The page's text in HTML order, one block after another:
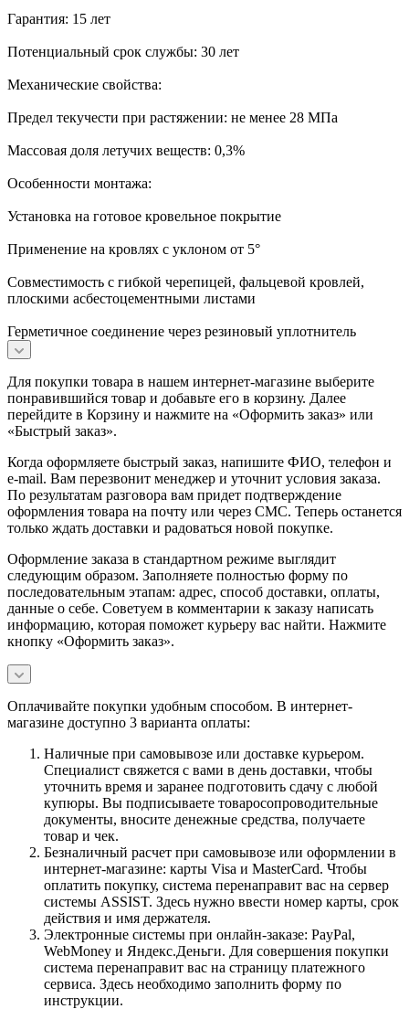
Гарантия: 15 лет
Потенциальный срок службы: 30 лет
Механические свойства:
Предел текучести при растяжении: не менее 28 МПа
Массовая доля летучих веществ: 0,3%
Особенности монтажа:
Установка на готовое кровельное покрытие
Применение на кровлях с уклоном от 5°
Совместимость с гибкой черепицей, фальцевой кровлей,
плоскими асбестоцементными листами
Герметичное соединение через резиновый уплотнитель
Для покупки товара в нашем интернет-магазине выберите
понравившийся товар и добавьте его в корзину. Далее
перейдите в Корзину и нажмите на «Оформить заказ» или
«Быстрый заказ».
Когда оформляете быстрый заказ, напишите ФИО, телефон и
e-mail. Вам перезвонит менеджер и уточнит условия заказа.
По результатам разговора вам придет подтверждение
оформления товара на почту или через СМС. Теперь останется
только ждать доставки и радоваться новой покупке.
Оформление заказа в стандартном режиме выглядит
следующим образом. Заполняете полностью форму по
последовательным этапам: адрес, способ доставки, оплаты,
данные о себе. Советуем в комментарии к заказу написать
информацию, которая поможет курьеру вас найти. Нажмите
кнопку «Оформить заказ».
Оплачивайте покупки удобным способом. В интернет-
магазине доступно 3 варианта оплаты:
Наличные при самовывозе или доставке курьером.
Специалист свяжется с вами в день доставки, чтобы
уточнить время и заранее подготовить сдачу с любой
купюры. Вы подписываете товаросопроводительные
документы, вносите денежные средства, получаете
товар и чек.
Безналичный расчет при самовывозе или оформлении в
интернет-магазине: карты Visa и MasterCard. Чтобы
оплатить покупку, система перенаправит вас на сервер
системы ASSIST. Здесь нужно ввести номер карты, срок
действия и имя держателя.
Электронные системы при онлайн-заказе: PayPal,
WebMoney и Яндекс.Деньги. Для совершения покупки
система перенаправит вас на страницу платежного
сервиса. Здесь необходимо заполнить форму по
инструкции.